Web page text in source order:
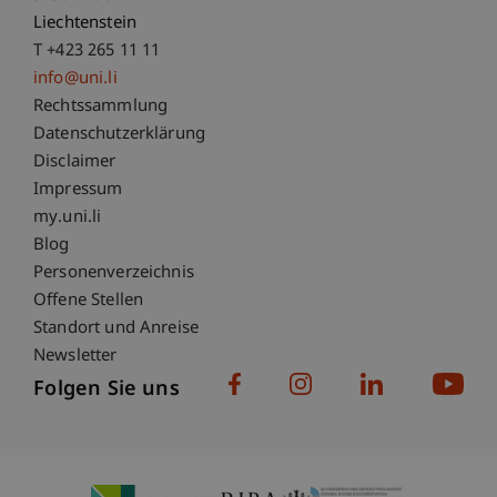
Liechtenstein
T +423 265 11 11
info@uni.li
Fußzeile Rechtliche Hinweise
Rechtssammlung
Datenschutzerklärung
Disclaimer
Impressum
Fußzeile Subdomain-Verzeichnis
my.uni.li
Blog
Personenverzeichnis
Offene Stellen
Standort und Anreise
Newsletter
Folgen Sie uns